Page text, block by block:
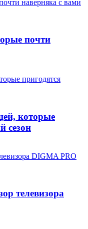
почти
которые
сезон
телевизора